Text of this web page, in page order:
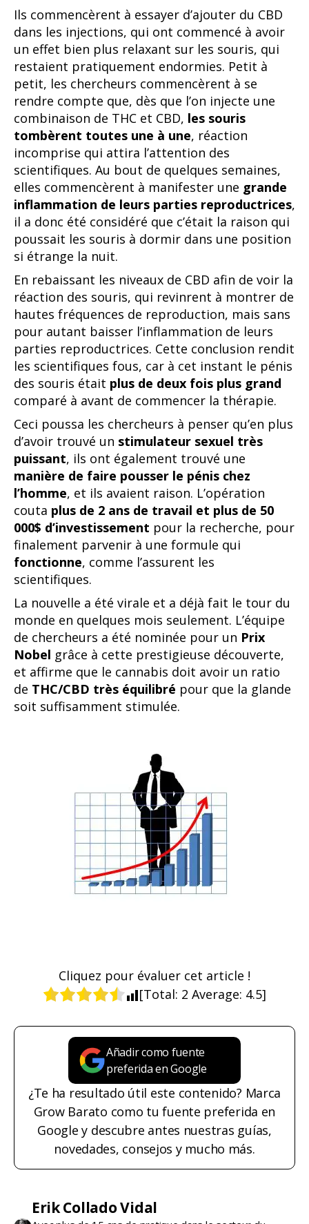
Ils commencèrent à essayer d’ajouter du CBD
dans les injections, qui ont commencé à avoir
un effet bien plus relaxant sur les souris, qui
restaient pratiquement endormies. Petit à
petit, les chercheurs commencèrent à se
rendre compte que, dès que l’on injecte une
combinaison de THC et CBD, les souris
tombèrent toutes une à une, réaction
incomprise qui attira l’attention des
scientifiques. Au bout de quelques semaines,
elles commencèrent à manifester une grande
inflammation de leurs parties reproductrices,
il a donc été considéré que c’était la raison qui
poussait les souris à dormir dans une position
si étrange la nuit.
En rebaissant les niveaux de CBD afin de voir la
réaction des souris, qui revinrent à montrer de
hautes fréquences de reproduction, mais sans
pour autant baisser l’inflammation de leurs
parties reproductrices. Cette conclusion rendit
les scientifiques fous, car à cet instant le pénis
des souris était plus de deux fois plus grand
comparé à avant de commencer la thérapie.
Ceci poussa les chercheurs à penser qu’en plus
d’avoir trouvé un stimulateur sexuel très
puissant, ils ont également trouvé une
manière de faire pousser le pénis chez
l’homme, et ils avaient raison. L’opération
couta plus de 2 ans de travail et plus de 50
000$ d’investissement pour la recherche, pour
finalement parvenir à une formule qui
fonctionne, comme l’assurent les
scientifiques.
La nouvelle a été virale et a déjà fait le tour du
monde en quelques mois seulement. L’équipe
de chercheurs a été nominée pour un Prix
Nobel grâce à cette prestigieuse découverte,
et affirme que le cannabis doit avoir un ratio
de THC/CBD très équilibré pour que la glande
soit suffisamment stimulée.
Cliquez pour évaluer cet article !
[Total: 2 Average: 4.5]
Añadir como fuente
preferida en Google
¿Te ha resultado útil este contenido? Marca
Grow Barato como tu fuente preferida en
Google y descubre antes nuestras guías,
novedades, consejos y mucho más.
Erik Collado Vidal